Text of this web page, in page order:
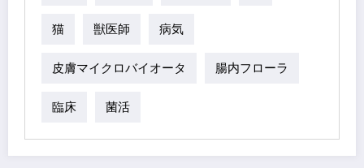
猫 獣医師 病気
皮膚マイクロバイオータ 腸内フローラ
臨床 菌活